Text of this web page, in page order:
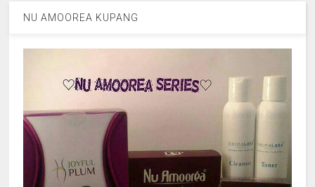
NU AMOOREA KUPANG